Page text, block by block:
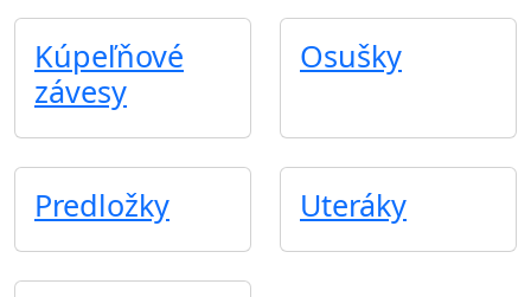
Kúpeľňové
závesy
Osušky
Predložky Uteráky